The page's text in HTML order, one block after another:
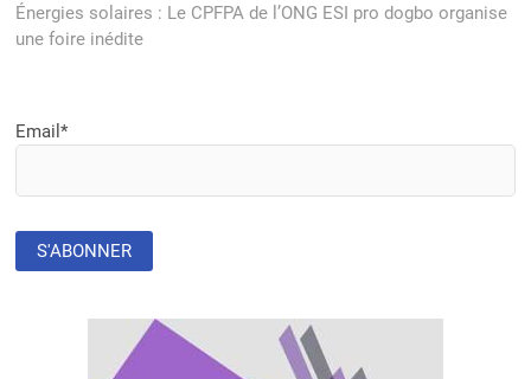
post:
Énergies solaires : Le CPFPA de l’ONG ESI pro dogbo organise
une foire inédite
Email*